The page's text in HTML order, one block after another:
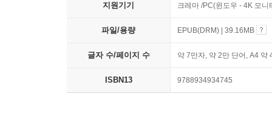
지원기기 크레마 /PC(윈도우 - 4K 모
파일/용량 EPUB(DRM) | 39.16MB
글자 수/페이지 수 약 7만자, 약 2만 단어, A4 약
ISBN13 9788934934745